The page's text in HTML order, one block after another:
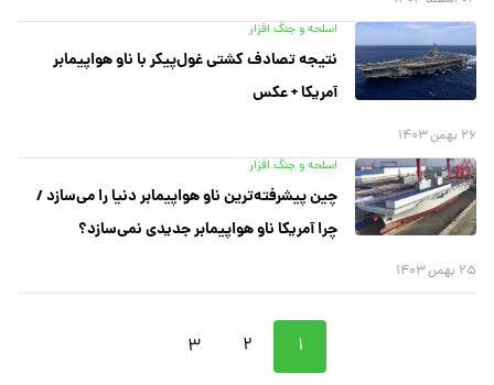
اسلحه و جنگ افزار
نتیجه تصادف کشتی‌ غول‌پیکر با ناو هواپیمابر
آمریکا + عکس
۲۶ بهمن ۱۴۰۳
اسلحه و جنگ افزار
چین پیشرفته‌ترین ناو هواپیمابر دنیا را می‌سازد /
چرا آمریکا ناو هواپیمابر جدیدی نمی‌سازد؟
۲۵ بهمن ۱۴۰۳
۱ ۲ ۳